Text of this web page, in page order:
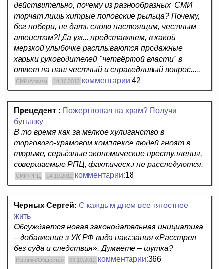
действительно, почему из разнообразных СМИ
торчат лишь хитрые поповские рыльца? Почему,
бог побери, не дать слово настоящим, честным
атеистам?! Да уж... представляем, в какой
мерзкой улыбочке расплываются продажные
харьки руководителей "четвёртой власти" в
ответ на наш честный и справедливый вопрос.....
СМИ/Атеизм 14.10.2012 комментарии:42
Прецедент : Пожертвовал на храм? Получи
бутылку!
В то время как за мелкое хулиганство в
торгового-храмовом комплексе людей гноят в
тюрьме, серьёзные экономические преступления,
совершаемые РПЦ, фактически не расследуются.
СМИ/РПЦ 14.10.2012 комментарии:18
Черных Сергей: С каждым днем все тягостнее
жить
Обсуждается новая законодательная инициатива
– добавление в УК РФ вида наказания «Расстрел
без суда и следствия». Думаете – шутка?
Реплики/Общество 03.10.2012 комментарии:366